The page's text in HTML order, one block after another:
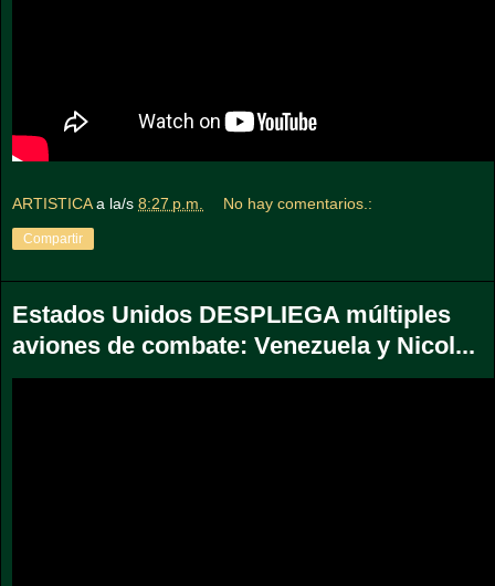
ARTISTICA a la/s 8:27 p.m. No hay comentarios.:
Compartir
Estados Unidos DESPLIEGA múltiples
aviones de combate: Venezuela y Nicol...